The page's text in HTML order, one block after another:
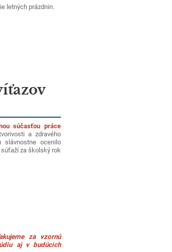
letných prázdnin.
súčasťou práce
a zdravého
ocenilo
za školský rok
za vzornú
aj v budúcich